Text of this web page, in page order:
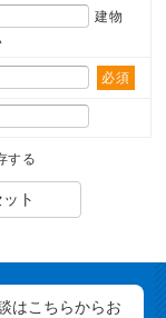
建物
必須
する
ット
はこちらからお